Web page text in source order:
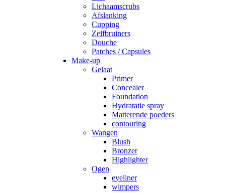
Lichaamscrubs
Afslanking
Cupping
Zelfbruiners
Douche
Patches / Capsules
Make-up
Gelaat
Primer
Concealer
Foundation
Hydratatie spray
Matterende poeders
contouring
Wangen
Blush
Bronzer
Highlighter
Ogen
eyeliner
wimpers